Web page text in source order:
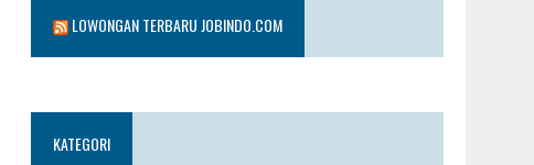
LOWONGAN TERBARU JOBINDO.COM
KATEGORI